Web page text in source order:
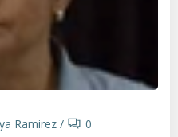
Ramirez / 0